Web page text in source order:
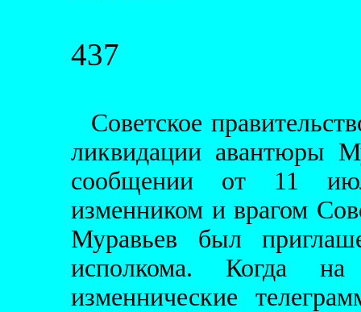
437
Советское
ликвидации авантюры
сообщении от 11
изменником и врагом
Муравьев был
исполкома. Когда
изменнические